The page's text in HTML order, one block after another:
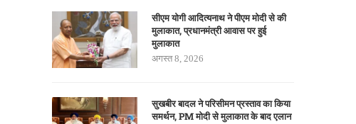
सीएम योगी आदित्यनाथ ने पीएम मोदी से की
मुलाकात, प्रधानमंत्री आवास पर हुई
मुलाकात
अगस्त 8, 2026
सुखबीर बादल ने परिसीमन प्रस्ताव का किया
समर्थन, PM मोदी से मुलाकात के बाद एलान